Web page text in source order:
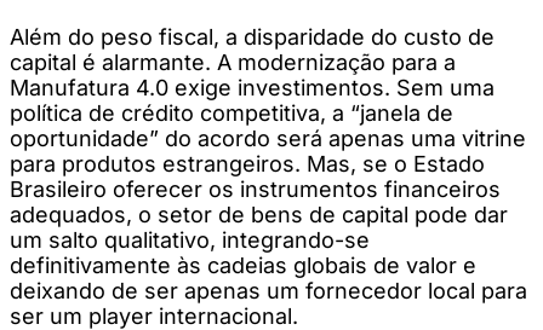
Além do peso fiscal, a disparidade do custo de
capital é alarmante. A modernização para a
Manufatura 4.0 exige investimentos. Sem uma
política de crédito competitiva, a “janela de
oportunidade” do acordo será apenas uma vitrine
para produtos estrangeiros. Mas, se o Estado
Brasileiro oferecer os instrumentos financeiros
adequados, o setor de bens de capital pode dar
um salto qualitativo, integrando-se
definitivamente às cadeias globais de valor e
deixando de ser apenas um fornecedor local para
ser um player internacional.